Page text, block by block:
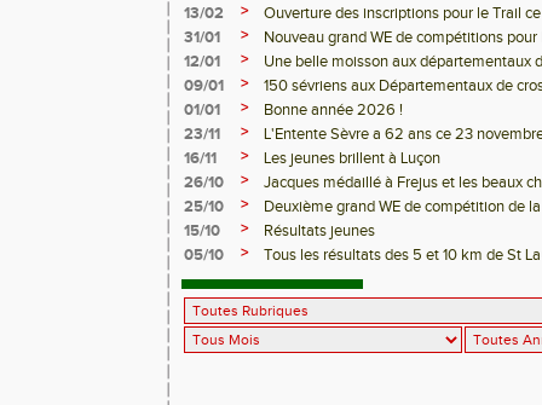
13/02
>
Ouverture des inscriptions pour le Trail
31/01
>
Nouveau grand WE de compétitions
12/01
>
Une belle moisson aux départementaux
09/01
>
150 sévriens aux Départementaux de
01/01
>
Bonne année 2026 !
23/11
>
L'Entente Sèvre a 62 ans ce 23
16/11
>
Les jeunes brillent à Luçon
26/10
>
Jacques médaillé à Frejus et les beaux
25/10
>
Deuxième grand WE de compétition de
15/10
>
Résultats jeunes
05/10
> Tous les résultats des 5 et 10 km de St